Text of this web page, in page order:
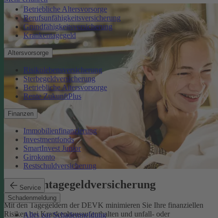
Betriebliche Altersvorsorge
Berufsunfähigkeitsversicherung
Grundfähigkeitsversicherung
Krankentagegeld
Altersvorsorge
Risikolebensversicherung
Sterbegeldversicherung
Betriebliche Altersvorsorge
Rente ZukunftPlus
Finanzen
Immobilienfinanzierung
Investmentfonds
SmartInvest Junior
Girokonto
Restschuldversicherung
Service
Schadenmeldung
Alles zur Schadenmeldung
Krankentagegeldversicherung
Mit den Tagegeldern der DEVK minimieren Sie Ihre finanziellen
Risiken bei Krankenhausaufenthalten und unfall- oder